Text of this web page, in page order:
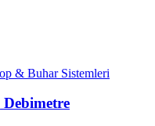
& Buhar Sistemleri